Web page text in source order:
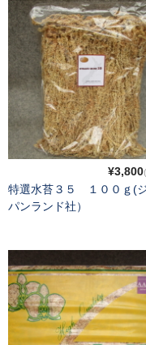
お勧め商品
日本春蘭花物
日本春蘭柄物 チャボ
韓国春蘭花物
韓国春蘭柄物 チャボ
富貴蘭
その他の蘭
春蘭錦鉢
富貴蘭鉢
¥3,800
特選水苔３５ １００ｇ(
パンランド社）